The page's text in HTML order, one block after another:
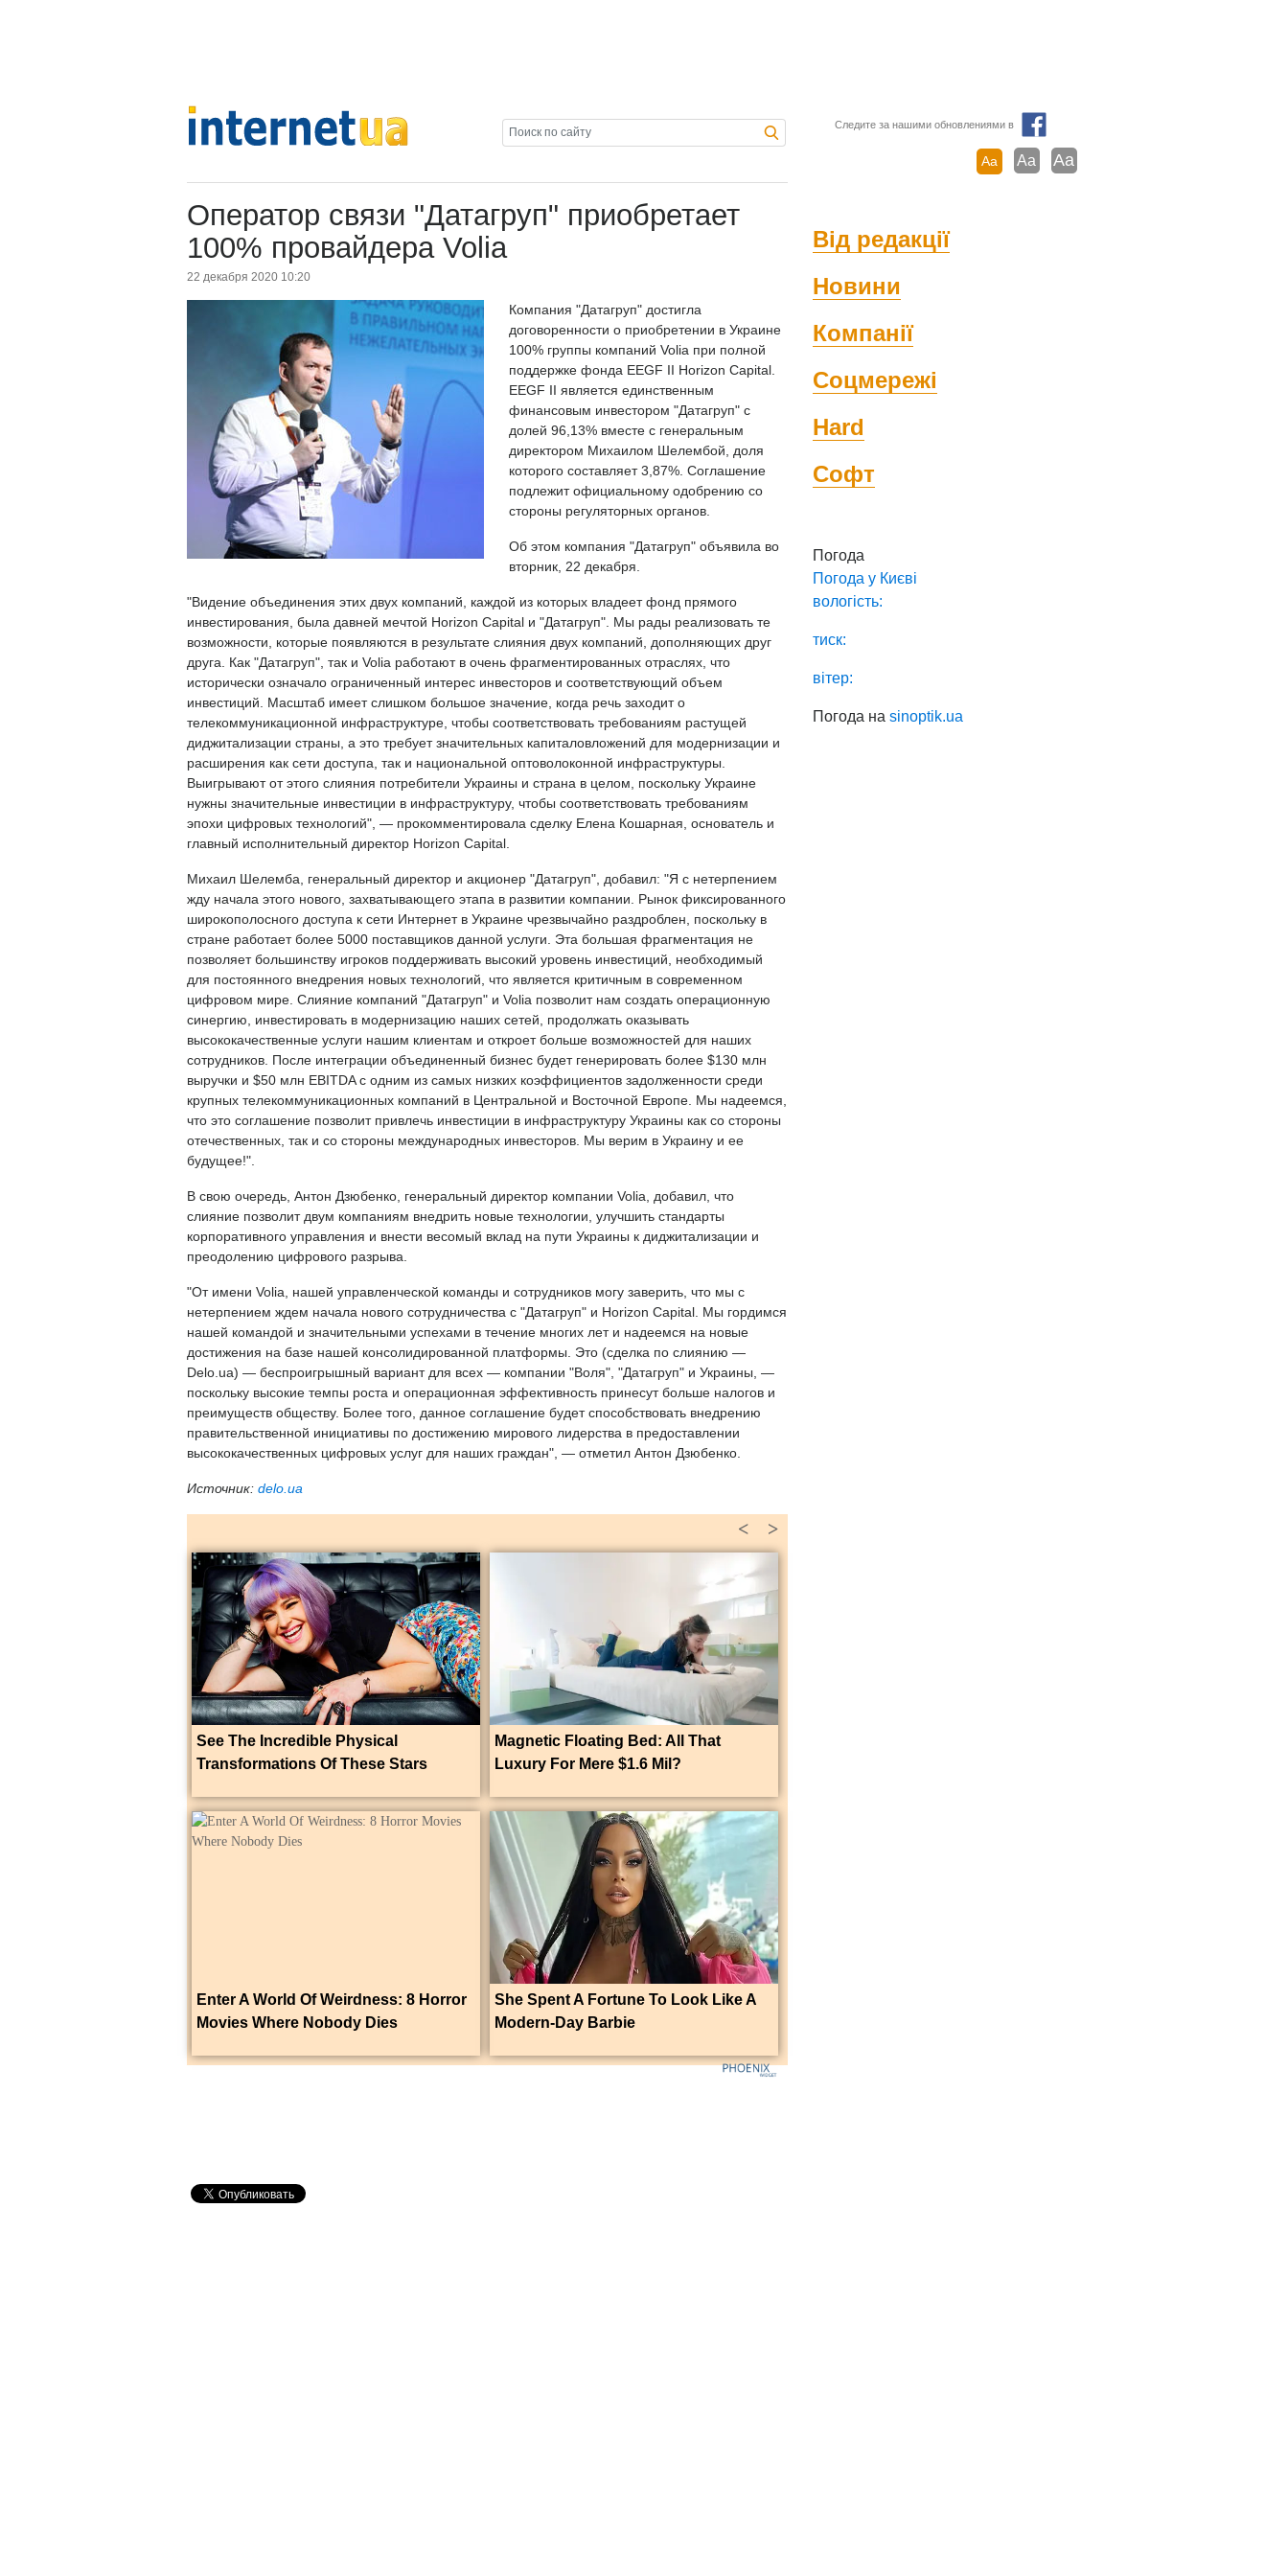
Следите за нашими обновлениями в
Aa Aa Aa
Оператор связи "Датагруп" приобретает
100% провайдера Volia
22 декабря 2020 10:20
Компания "Датагруп" достигла
договоренности о приобретении в Украине
100% группы компаний Volia при полной
поддержке фонда EEGF II Horizon Capital.
EEGF II является единственным
финансовым инвестором "Датагруп" с
долей 96,13% вместе с генеральным
директором Михаилом Шелембой, доля
которого составляет 3,87%. Соглашение
подлежит официальному одобрению со
стороны регуляторных органов.
Об этом компания "Датагруп" объявила во
вторник, 22 декабря.
"Видение объединения этих двух компаний, каждой из которых владеет фонд прямого
инвестирования, была давней мечтой Horizon Capital и "Датагруп". Мы рады реализовать те
возможности, которые появляются в результате слияния двух компаний, дополняющих друг
друга. Как "Датагруп", так и Volia работают в очень фрагментированных отраслях, что
исторически означало ограниченный интерес инвесторов и соответствующий объем
инвестиций. Масштаб имеет слишком большое значение, когда речь заходит о
телекоммуникационной инфраструктуре, чтобы соответствовать требованиям растущей
диджитализации страны, а это требует значительных капиталовложений для модернизации и
расширения как сети доступа, так и национальной оптоволоконной инфраструктуры.
Выигрывают от этого слияния потребители Украины и страна в целом, поскольку Украине
нужны значительные инвестиции в инфраструктуру, чтобы соответствовать требованиям
эпохи цифровых технологий", — прокомментировала сделку Елена Кошарная, основатель и
главный исполнительный директор Horizon Capital.
Михаил Шелемба, генеральный директор и акционер "Датагруп", добавил: "Я с нетерпением
жду начала этого нового, захватывающего этапа в развитии компании. Рынок фиксированного
широкополосного доступа к сети Интернет в Украине чрезвычайно раздроблен, поскольку в
стране работает более 5000 поставщиков данной услуги. Эта большая фрагментация не
позволяет большинству игроков поддерживать высокий уровень инвестиций, необходимый
для постоянного внедрения новых технологий, что является критичным в современном
цифровом мире. Слияние компаний "Датагруп" и Volia позволит нам создать операционную
синергию, инвестировать в модернизацию наших сетей, продолжать оказывать
высококачественные услуги нашим клиентам и откроет больше возможностей для наших
сотрудников. После интеграции объединенный бизнес будет генерировать более $130 млн
выручки и $50 млн EBITDA с одним из самых низких коэффициентов задолженности среди
крупных телекоммуникационных компаний в Центральной и Восточной Европе. Мы надеемся,
что это соглашение позволит привлечь инвестиции в инфраструктуру Украины как со стороны
отечественных, так и со стороны международных инвесторов. Мы верим в Украину и ее
будущее!".
В свою очередь, Антон Дзюбенко, генеральный директор компании Volia, добавил, что
слияние позволит двум компаниям внедрить новые технологии, улучшить стандарты
корпоративного управления и внести весомый вклад на пути Украины к диджитализации и
преодолению цифрового разрыва.
"От имени Volia, нашей управленческой команды и сотрудников могу заверить, что мы с
нетерпением ждем начала нового сотрудничества с "Датагруп" и Horizon Capital. Мы гордимся
нашей командой и значительными успехами в течение многих лет и надеемся на новые
достижения на базе нашей консолидированной платформы. Это (сделка по слиянию —
Delo.ua) — беспроигрышный вариант для всех — компании "Воля", "Датагруп" и Украины, —
поскольку высокие темпы роста и операционная эффективность принесут больше налогов и
преимуществ обществу. Более того, данное соглашение будет способствовать внедрению
правительственной инициативы по достижению мирового лидерства в предоставлении
высококачественных цифровых услуг для наших граждан", — отметил Антон Дзюбенко.
Источник: delo.ua
>
<
See The Incredible Physical
Transformations Of These Stars
Magnetic Floating Bed: All That
Luxury For Mere $1.6 Mil?
Enter A World Of Weirdness: 8 Horror
Movies Where Nobody Dies
She Spent A Fortune To Look Like A
Modern-Day Barbie
Від редакції
Новини
Компанії
Соцмережі
Hard
Софт
Погода
Погода у Києві
вологість:
тиск:
вітер:
Погода наsinoptik.ua